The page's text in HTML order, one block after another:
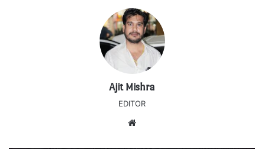
Ajit Mishra
EDITOR